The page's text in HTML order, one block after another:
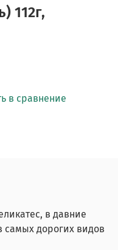
112г,
в сравнение
в давние
дорогих видов